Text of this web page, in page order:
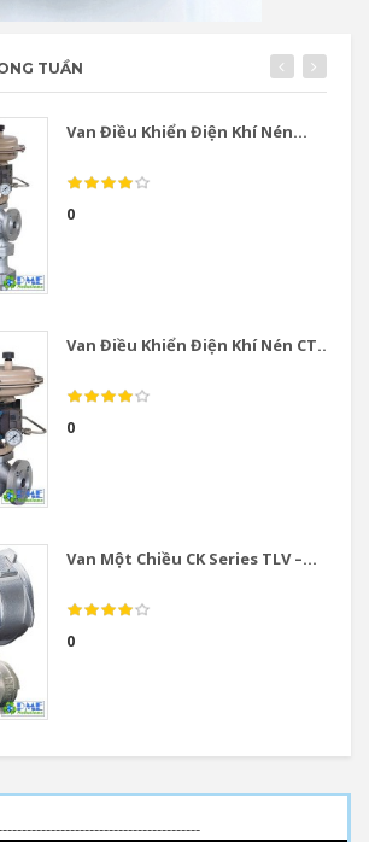
TUẦN
Van Điều Khiển Điện Khí Nén...
0
Van Điều Khiển Điện Khí Nén CT...
0
Van Một Chiều CK Series TLV –...
0